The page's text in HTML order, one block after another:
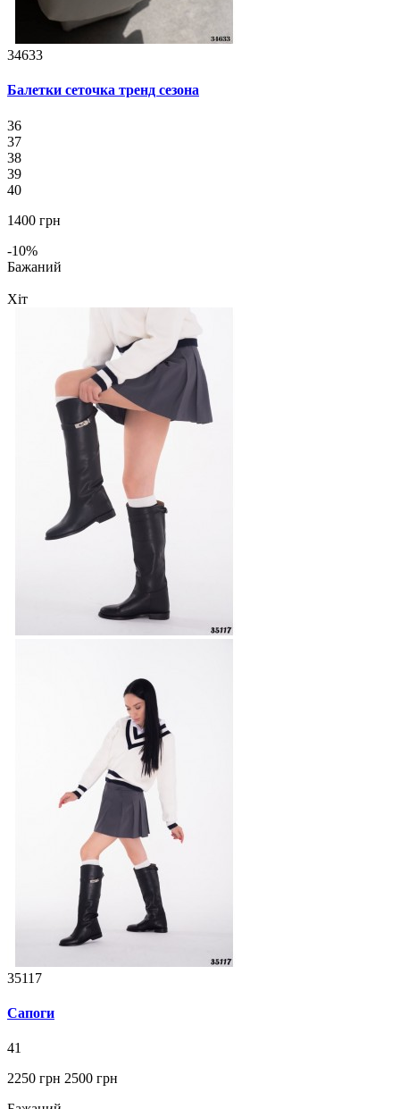
34633
Балетки сеточка тренд сезона
36
37
38
39
40
1400 грн
-10%
Бажаний
Хіт
35117
Сапоги
41
2250 грн 2500 грн